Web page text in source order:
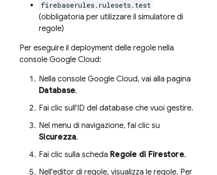
firebaserules.rulesets.test
(obbligatoria per utilizzare il simulatore di
regole)
Per eseguire il deployment delle regole nella
console Google Cloud:
Nella console Google Cloud, vai alla pagina
Database.
Fai clic sull'ID del database che vuoi gestire.
Nel menu di navigazione, fai clic su
Sicurezza.
Fai clic sulla scheda Regole di Firestore.
Nell'editor di regole, visualizza le regole. Per